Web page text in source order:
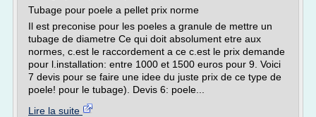
Tubage pour poele a pellet prix norme
Il est preconise pour les poeles a granule de mettre un
tubage de diametre Ce qui doit absolument etre aux
normes, c.est le raccordement a ce c.est le prix demande
pour l.installation: entre 1000 et 1500 euros pour 9. Voici
7 devis pour se faire une idee du juste prix de ce type de
poele! pour le tubage). Devis 6: poele...
Lire la suite